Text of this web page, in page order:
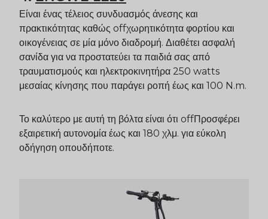
Είναι ένας τέλειος συνδυασμός άνεσης και
πρακτικότητας καθώς offχωρητικότητα φορτίου και
οικογένειας σε μία μόνο διαδρομή. Διαθέτει ασφαλή
σανίδα για να προστατεύει τα παιδιά σας από
τραυματισμούς και ηλεκτροκινητήρα 250 watts
μεσαίας κίνησης που παράγει ροπή έως και 100 N.m.
Το καλύτερο με αυτή τη βόλτα είναι ότι offΠροσφέρει
εξαιρετική αυτονομία έως και 180 χλμ. για εύκολη
οδήγηση οπουδήποτε.